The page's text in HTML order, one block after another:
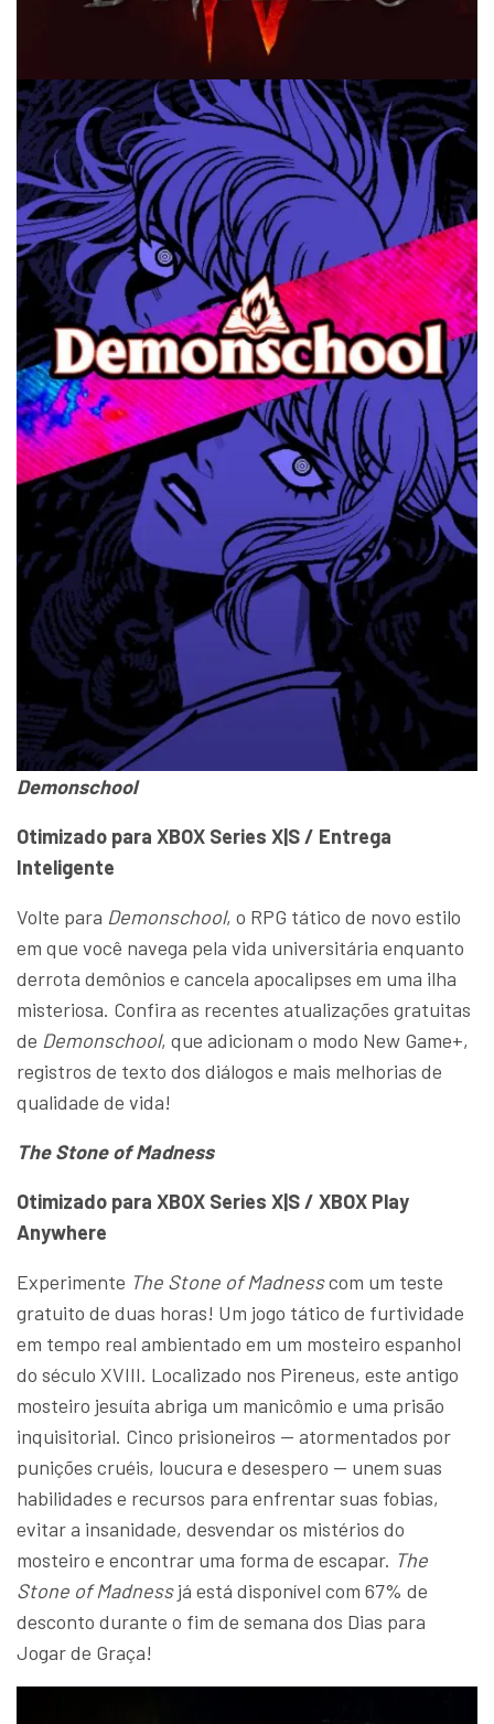
Demonschool
Otimizado para XBOX Series X|S / Entrega
Inteligente
Volte para Demonschool, o RPG tático de novo estilo
em que você navega pela vida universitária enquanto
derrota demônios e cancela apocalipses em uma ilha
misteriosa. Confira as recentes atualizações gratuitas
de Demonschool, que adicionam o modo New Game+,
registros de texto dos diálogos e mais melhorias de
qualidade de vida!
The Stone of Madness
Otimizado para XBOX Series X|S / XBOX Play
Anywhere
Experimente The Stone of Madnesscom um teste
gratuito de duas horas! Um jogo tático de furtividade
em tempo real ambientado em um mosteiro espanhol
do século XVIII. Localizado nos Pireneus, este antigo
mosteiro jesuíta abriga um manicômio e uma prisão
inquisitorial. Cinco prisioneiros — atormentados por
punições cruéis, loucura e desespero — unem suas
habilidades e recursos para enfrentar suas fobias,
evitar a insanidade, desvendar os mistérios do
mosteiro e encontrar uma forma de escapar. The
Stone of Madnessjá está disponível com 67% de
desconto durante o fim de semana dos Dias para
Jogar de Graça!